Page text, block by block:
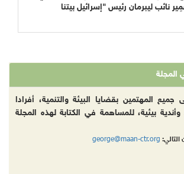
المجلة
المهتمين بقضايا البيئة والتنمية، أفرادا
بيئية، للمساهمة في الكتابة لهذه المجلة
التالي: george@maan-ctr.org